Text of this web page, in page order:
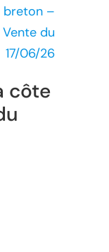
breton –
Vente du
17/06/26
côte